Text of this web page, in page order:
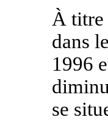
À titre
dans
1996
se